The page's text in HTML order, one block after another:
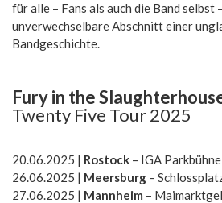
für alle – Fans als auch die Band selbst
unverwechselbare Abschnitt einer
Bandgeschichte.
Fury in the
Twenty Five Tour 2025
20.06.2025 | Rostock – IGA Parkbühne
26.06.2025 | Meersburg –
27.06.2025 | Mannheim –